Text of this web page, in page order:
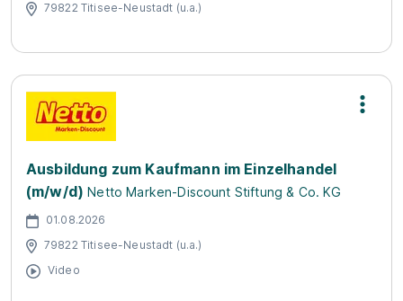
79822 Titisee-Neustadt (u.a.)
Ausbildung zum Kaufmann im Einzelhandel
(m/w/d) Netto Marken-Discount Stiftung & Co. KG
01.08.2026
79822 Titisee-Neustadt (u.a.)
Video